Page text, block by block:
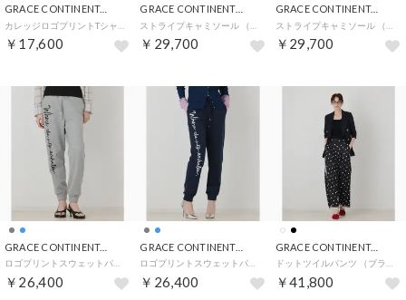
GRACE CONTINENTAL
￥17,600
GRACE CONTINENTAL
￥29,700
GRACE CONTINENTAL
￥29,700
GRACE CONTINENTAL
￥26,400
GRACE CONTINENTAL
￥26,400
GRACE CONTINENTAL
￥41,800